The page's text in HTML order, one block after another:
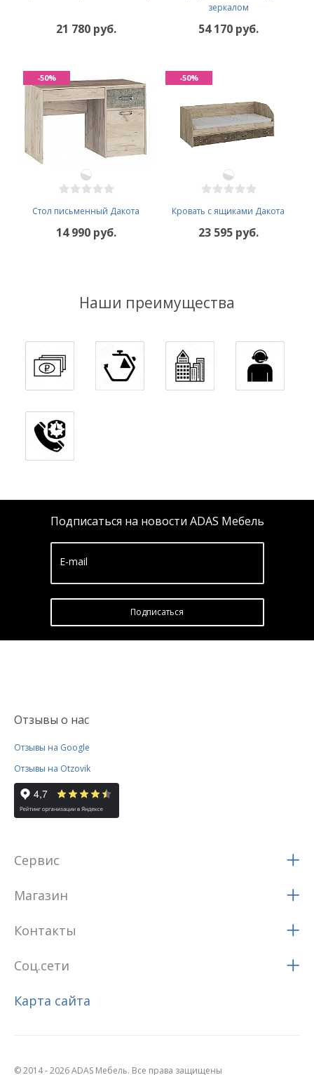
21 780 руб.
зеркалом
54 170 руб.
Стол письменный Дакота
14 990 руб.
-50%
Кровать с ящиками Дакота
23 595 руб.
-50%
Наши преимущества
Подписаться на новости ADAS Мебель
E-mail
Подписатьcя
Отзывы о нас
Отзывы на Google
Отзывы на Otzovik
Сервис
Магазин
Контакты
Соц.сети
Карта сайта
© 2014 - 2026 ADAS Мебель. Все права защищены